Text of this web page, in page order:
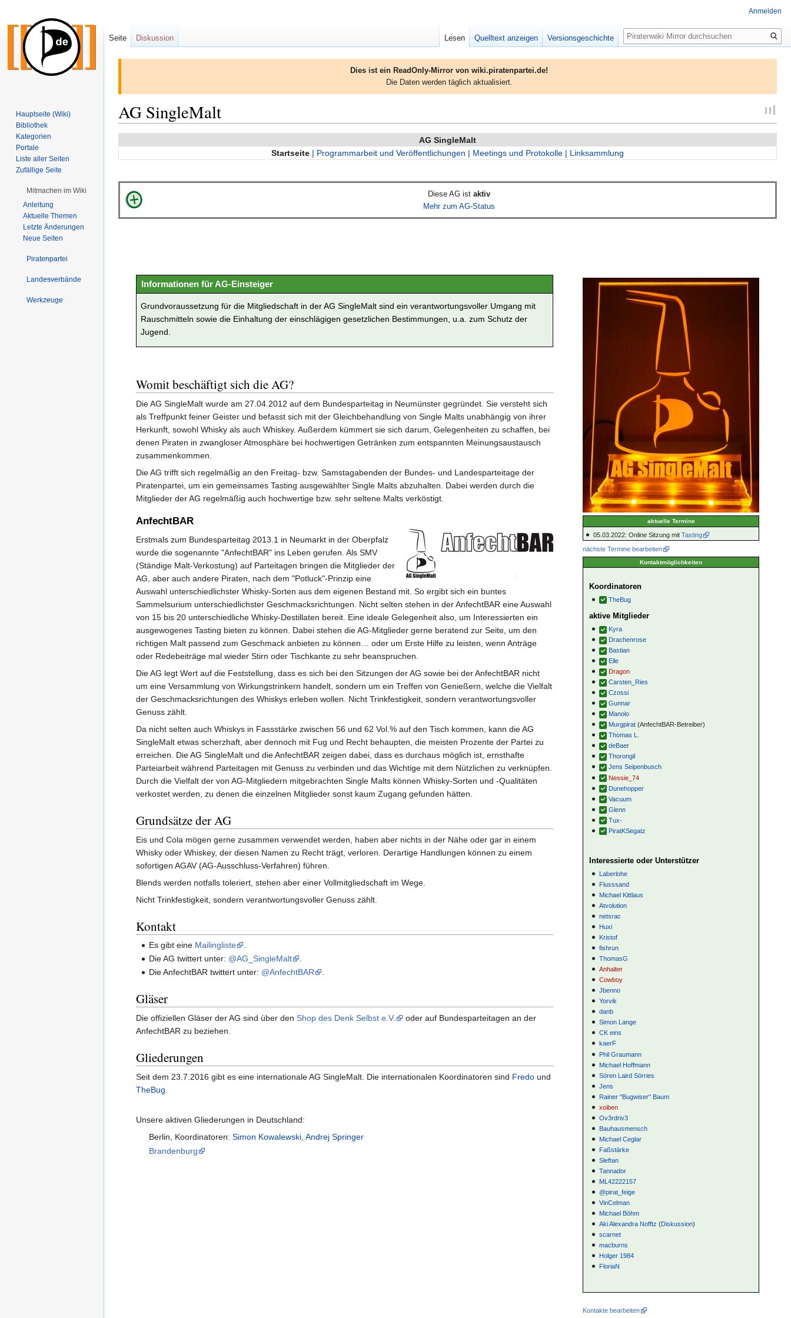
Dies ist ein ReadOnly-Mirror von wiki.piratenpartei.de!
Die Daten werden täglich aktualisiert.
AG SingleMalt
AG SingleMalt
Startseite | Programmarbeit und Veröffentlichungen | Meetings und Protokolle | Linksammlung
Diese AG ist aktiv
Mehr zum AG-Status
Informationen für AG-Einsteiger
Grundvoraussetzung für die Mitgliedschaft in der AG SingleMalt sind ein verantwortungsvoller Umgang mit
Rauschmitteln sowie die Einhaltung der einschlägigen gesetzlichen Bestimmungen, u.a. zum Schutz der
Jugend.
Womit beschäftigt sich die AG?
Die AG SingleMalt wurde am 27.04.2012 auf dem Bundesparteitag in Neumünster gegründet. Sie versteht sich
als Treffpunkt feiner Geister und befasst sich mit der Gleichbehandlung von Single Malts unabhängig von ihrer
Herkunft, sowohl Whisky als auch Whiskey. Außerdem kümmert sie sich darum, Gelegenheiten zu schaffen, bei
denen Piraten in zwangloser Atmosphäre bei hochwertigen Getränken zum entspannten Meinungsaustausch
zusammenkommen.
Die AG trifft sich regelmäßig an den Freitag- bzw. Samstagabenden der Bundes- und Landesparteitage der
Piratenpartei, um ein gemeinsames Tasting ausgewählter Single Malts abzuhalten. Dabei werden durch die
Mitglieder der AG regelmäßig auch hochwertige bzw. sehr seltene Malts verköstigt.
AnfechtBAR
Erstmals zum Bundesparteitag 2013.1 in Neumarkt in der Oberpfalz
wurde die sogenannte "AnfechtBAR" ins Leben gerufen. Als SMV
(Ständige Malt-Verkostung) auf Parteitagen bringen die Mitglieder der
AG, aber auch andere Piraten, nach dem "Potluck"-Prinzip eine
Auswahl unterschiedlichster Whisky-Sorten aus dem eigenen Bestand mit. So ergibt sich ein buntes
Sammelsurium unterschiedlichster Geschmacksrichtungen. Nicht selten stehen in der AnfechtBAR eine Auswahl
von 15 bis 20 unterschiedliche Whisky-Destillaten bereit. Eine ideale Gelegenheit also, um Interessierten ein
ausgewogenes Tasting bieten zu können. Dabei stehen die AG-Mitglieder gerne beratend zur Seite, um den
richtigen Malt passend zum Geschmack anbieten zu können… oder um Erste Hilfe zu leisten, wenn Anträge
oder Redebeiträge mal wieder Stirn oder Tischkante zu sehr beanspruchen.
Die AG legt Wert auf die Feststellung, dass es sich bei den Sitzungen der AG sowie bei der AnfechtBAR nicht
um eine Versammlung von Wirkungstrinkern handelt, sondern um ein Treffen von Genießern, welche die Vielfalt
der Geschmacksrichtungen des Whiskys erleben wollen. Nicht Trinkfestigkeit, sondern verantwortungsvoller
Genuss zählt.
Da nicht selten auch Whiskys in Fassstärke zwischen 56 und 62 Vol.% auf den Tisch kommen, kann die AG
SingleMalt etwas scherzhaft, aber dennoch mit Fug und Recht behaupten, die meisten Prozente der Partei zu
erreichen. Die AG SingleMalt und die AnfechtBAR zeigen dabei, dass es durchaus möglich ist, ernsthafte
Parteiarbeit während Parteitagen mit Genuss zu verbinden und das Wichtige mit dem Nützlichen zu verknüpfen.
Durch die Vielfalt der von AG-Mitgliedern mitgebrachten Single Malts können Whisky-Sorten und -Qualitäten
verkostet werden, zu denen die einzelnen Mitglieder sonst kaum Zugang gefunden hätten.
Grundsätze der AG
Eis und Cola mögen gerne zusammen verwendet werden, haben aber nichts in der Nähe oder gar in einem
Whisky oder Whiskey, der diesen Namen zu Recht trägt, verloren. Derartige Handlungen können zu einem
sofortigen AGAV (AG-Ausschluss-Verfahren) führen.
Blends werden notfalls toleriert, stehen aber einer Vollmitgliedschaft im Wege.
Nicht Trinkfestigkeit, sondern verantwortungsvoller Genuss zählt.
Kontakt
Es gibt eine Mailingliste
Die AG twittert unter: @AG_SingleMalt
Die AnfechtBAR twittert unter: @AnfechtBAR .
Gläser
Die offiziellen Gläser der AG sind über den Shop des Denk Selbst e.V.
oder auf Bundesparteitagen an der
AnfechtBAR zu beziehen.
Gliederungen
Seit dem 23.7.2016 gibt es eine internationale AG SingleMalt. Die internationalen Koordinatoren sind Fredo und
TheBug.
Unsere aktiven Gliederungen in Deutschland:
Berlin, Koordinatoren:Simon Kowalewski,Andrej Springer
Brandenburg
aktuelle Termine
05.03.2022: Online Sitzung mit Tasting
nächste Termine bearbeiten
Kontaktmöglichkeiten
Koordinatoren
TheBug
aktive Mitglieder
Kyra
Drachenrose
Bastian
Elle
Dragon
Carsten_Ries
Czossi
Gunnar
Manolo
Murgpirat(AnfechtBAR-Betreiber)
Thomas L.
deBaer
Thorongil
Jens Seipenbusch
Nessie_74
Dunehopper
Vacuum
Glenn
Tux-
PiratKSegatz
Interessierte oder Unterstützer
Laberlohe
Flusssand
Michael Kittlaus
Atvolution
netsrac
Huxi
Kristof
fishrun
ThomasG
Anhalter
Cowboy
Jbenno
Yorvik
danb
Simon Lange
CK eins
kaerF
Phil Graumann
Michael Hoffmann
Sören Laird Sörries
Jens
Rainer "Bugwiser" Baum
xoiben
Ov3rdriv3
Bauhausmensch
Michael Ceglar
Faßstärke
Sleftan
Tannador
ML42222157
@pirat_feige
VinCelman
Michael Böhm
Aki Alexandra Nofftz (Diskussion)
scarnet
macburns
Holger 1984
FloriaN
Kontakte bearbeiten
Anmelden
Seite Diskussion Lesen Quelltext anzeigen Versionsgeschichte
Suche
Hauptseite (Wiki)
Bibliothek
Kategorien
Portale
Liste aller Seiten
Zufällige Seite
Mitmachen im Wiki
Anleitung
Aktuelle Themen
Letzte Änderungen
Neue Seiten
Piratenpartei
Landesverbände
Werkzeuge